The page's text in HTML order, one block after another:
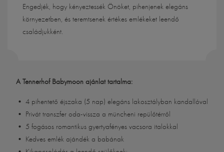
Engedjék, hogy kényeztessék Önöket, pihenjenek elegáns
környezetben, és teremtsenek értékes emlékeket leendő
családjukként.
A Tennerhof Babymoon ajánlat tartalma:
• 4 pihentető éjszaka (5 nap) elegáns lakosztályban kandallóval
• Privát transzfer oda-vissza a müncheni repülőtérről
• 5 fogásos romantikus gyertyafényes vacsora italokkal
• Kedves emlék ajándék a babának